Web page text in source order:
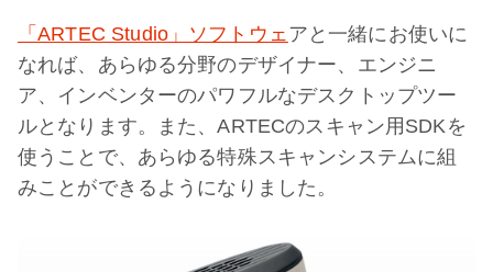
「ARTEC Studio」ソフトウェ アと一緒にお使いに
なれば、あらゆる分野のデザイナー、エンジニ
ア、インベンターのパワフルなデスクトップツー
ルとなります。また、ARTECのスキャン用SDKを
使うことで、あらゆる特殊スキャンシステムに組
みことができるようになりました。